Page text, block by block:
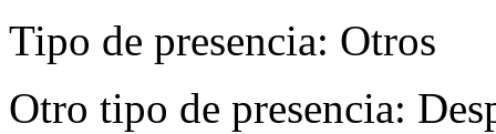
Tipo de presencia: Otros
Otro tipo de presencia: